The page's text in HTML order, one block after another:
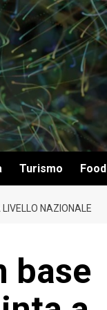
Turismo Food
NAZIONALE
base